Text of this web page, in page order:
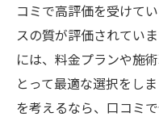
コミで高評価を受けて
スの質が評価されてい
には、料金プランや施
とって最適な選択をし
を考えるなら、口コミ